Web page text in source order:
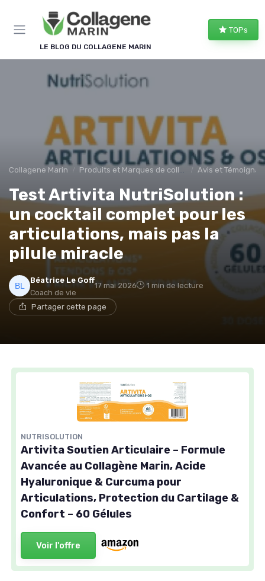
LE BLOG DU COLLAGENE MARIN
TOPs
Collagene Marin Produits et Marques de collagene marin Avis et
Test Artivita NutriSolution :
un cocktail complet pour les
articulations, mais pas la
pilule miracle
Béatrice Le Goff
Coach de vie
17 mai 2026 1 min de lecture
Partager cette page
NUTRISOLUTION
Artivita Soutien Articulaire – Formule
Avancée au Collagène Marin, Acide
Hyaluronique & Curcuma pour
Articulations, Protection du Cartilage &
Confort – 60 Gélules
Voir l'offre